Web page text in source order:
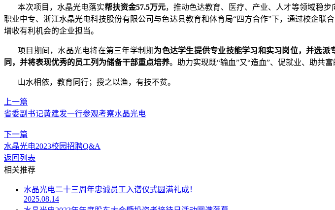
本次项目，水晶光电落实帮扶资金57.5万元，推动色达教育、医疗、产业、人才等领域稳
职业中专、浙江水晶光电科技股份有限公司与色达县教育和体育局“四方合作”下，通过校企
增收有利机会的企业担当。
项目期间，水晶光电将在第三年学制期为色达学生提供专业技能学习和实习岗位，并选派
同，并将表现优秀的员工列为储备干部重点培养。助力实现既“输血”又“造血”、促就业、助共富
山水相依，教育同行；授之以渔，有技不贫。
上一篇
省委副书记黄建发一行参观考察水晶光电
下一篇
水晶光电2023校园招聘Q&A
返回列表
相关推荐
水晶光电二十三周年忠诚员工入谱仪式圆满礼成！
2025.08.14